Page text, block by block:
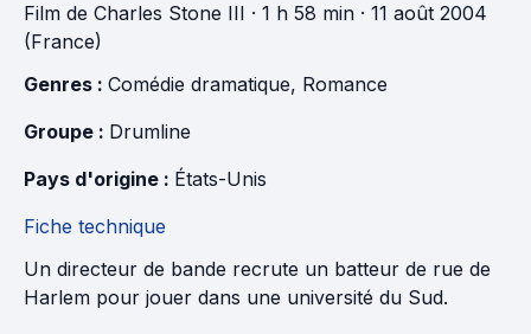
Film de Charles Stone III · 1 h 58 min · 11 août 2004
(France)
Genres : Comédie dramatique, Romance
Groupe : Drumline
Pays d'origine : États-Unis
Fiche technique
Un directeur de bande recrute un batteur de rue de
Harlem pour jouer dans une université du Sud.